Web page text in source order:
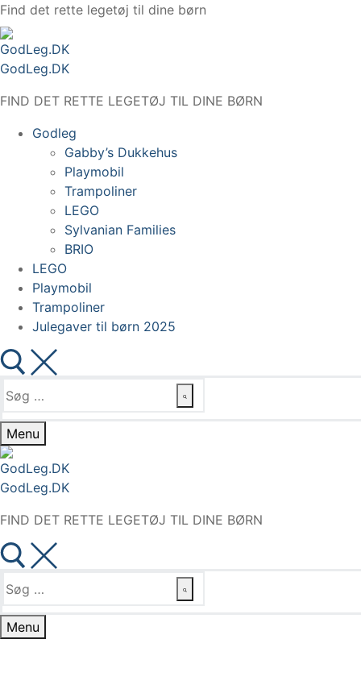
Spring
til
indhold
Find det rette legetøj til dine børn
GodLeg.DK
FIND DET RETTE LEGETØJ TIL DINE BØRN
Godleg
Gabby’s Dukkehus
Playmobil
Trampoliner
LEGO
Sylvanian Families
BRIO
LEGO
Playmobil
Trampoliner
Julegaver til børn 2025
Søg
efter:
Menu
GodLeg.DK
FIND DET RETTE LEGETØJ TIL DINE BØRN
Søg
efter:
Menu